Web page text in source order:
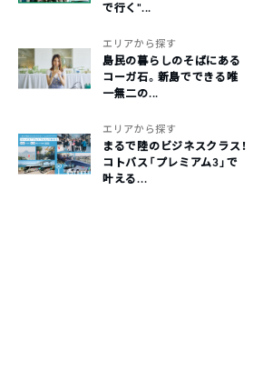
で行く“...
エリアから探す
島民の暮らしのそばにある
コーガ石。新島でできる唯
一無二の...
エリアから探す
まるで陸のビジネスクラス！
コトバス「プレミアム3」で
叶える...